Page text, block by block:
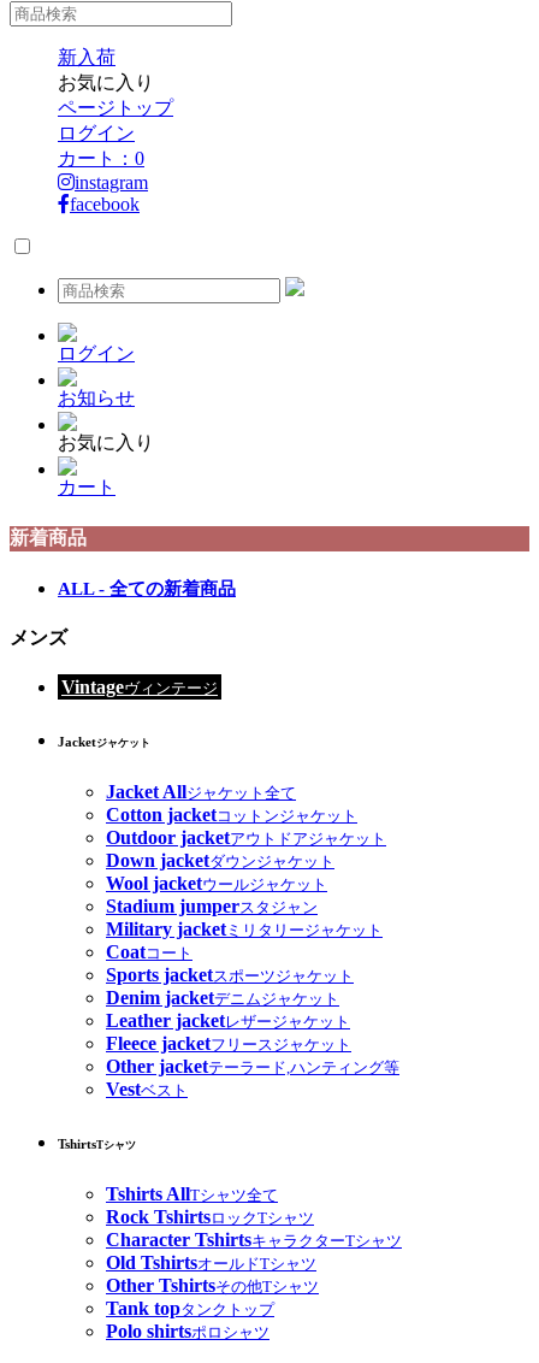
新入荷
お気に入り
ページトップ
ログイン
カート： 0
instagram
facebook
ログイン
お知らせ
お気に入り
カート
新着商品
ALL - 全ての新着商品
メンズ
Vintageヴィンテージ
Jacketジャケット
Jacket Allジャケット全て
Cotton jacketコットンジャケット
Outdoor jacketアウトドアジャケット
Down jacketダウンジャケット
Wool jacketウールジャケット
Stadium jumperスタジャン
Military jacketミリタリージャケット
Coatコート
Sports jacketスポーツジャケット
Denim jacketデニムジャケット
Leather jacketレザージャケット
Fleece jacketフリースジャケット
Other jacketテーラード,ハンティング等
Vestベスト
TshirtsTシャツ
Tshirts AllTシャツ全て
Rock TshirtsロックTシャツ
Character TshirtsキャラクターTシャツ
Old TshirtsオールドTシャツ
Other Tshirtsその他Tシャツ
Tank topタンクトップ
Polo shirtsポロシャツ